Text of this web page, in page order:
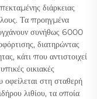
διάρκειας
Τα προηγμένα
συνήθως 6000
διατηρώντας
κάτι που αντιστοιχεί
οικιακές
οφείλεται στη σταθερή
λιθίου, τα οποία